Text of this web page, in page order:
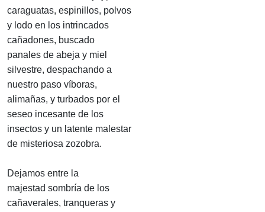
caraguatas, espinillos, polvos
y lodo en los intrincados
cañadones, buscado
panales de abeja y miel
silvestre, despachando a
nuestro paso víboras,
alimañas, y turbados por el
seseo incesante de los
insectos y un latente malestar
de misteriosa zozobra.
Dejamos entre la
majestad sombría de los
cañaverales, tranqueras y